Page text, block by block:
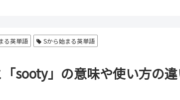
る英単語 Sから始まる英単語
「sooty」の意味や使い方の